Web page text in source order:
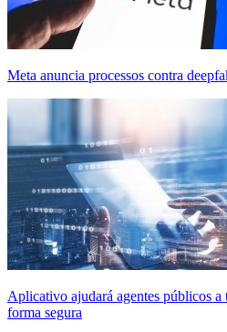
Meta anuncia processos contra
Aplicativo ajudará agentes públicos a
forma segura